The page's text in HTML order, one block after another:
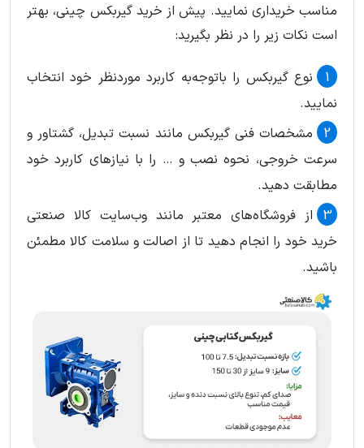
مناسب خریداری نمایید. پیش از خرید گیربکس چینی، بهتر
است نکات زیر را در نظر بگیرید:
نوع گیربکس را باتوجه‌به کاربرد موردنظر خود انتخاب
نمایید.
مشخصات فنی گیربکس مانند نسبت تبدیل، گشتاور و
سرعت خروجی، نحوه نصب و … را با نیازهای کاربرد خود
مطابقت دهید.
از فروشگاه‌های معتبر مانند وب‌سایت کالا صنعتی
خرید خود را انجام دهید تا از اصالت و سلامت کالا مطمئن
باشید.